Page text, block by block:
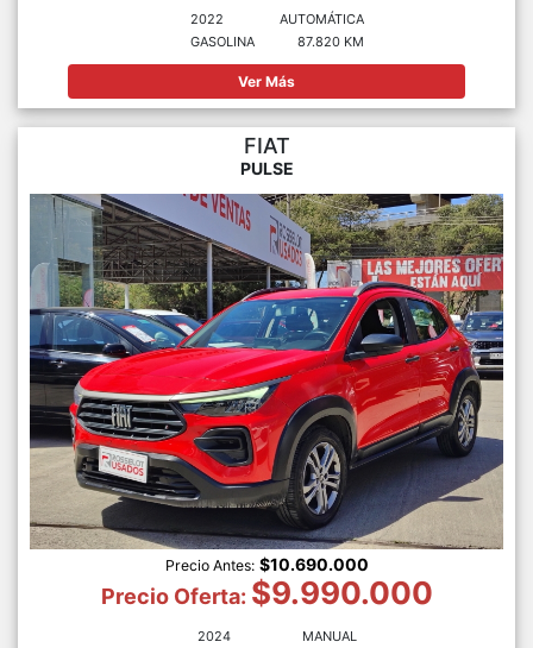
2022
GASOLINA
AUTOMÁTICA
87.820 KM
Ver Más
FIAT
PULSE
Precio Antes: $10.690.000
Precio Oferta: $9.990.000
2024
MANUAL